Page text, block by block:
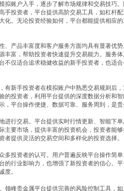
拟账户入手，逐步了解市场规律和交易技巧
投资者，平台提供高阶交易工具，如杠杆
化。无论投资经验如何，平台都能提供相应
、产品丰富度和客户服务方面均具有显著优
丰富，帮助投资者快速提升交易能力。服务
不仅适合追求稳健收益的新手投资者，也适
有新手投资者在模拟账户中熟悉交易规则后
的投资者，利用平台提供的深度数据分析和
平台操作便捷、数据可靠、服务周到，是贵
进行交易。平台提供实时行情更新、智能下
主要市场，提供丰富的投资机会，投资者能
提供灵活的交易空间和多样化的投资选择。
多投资者的认可。用户普遍反映平台操作简
的行业影响力，也增强了新投资者的信心。
度。
领峰贵金属平台提供完善的风险控制工具，